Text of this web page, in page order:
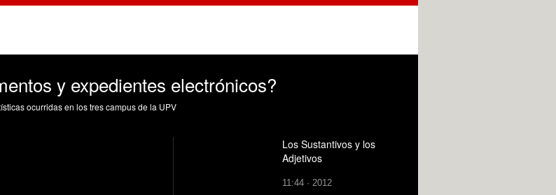
y expedientes electrónicos?
ocurridas en los tres campus de la UPV
Los Sustantivos y los
Adjetivos
11:44 · 2012